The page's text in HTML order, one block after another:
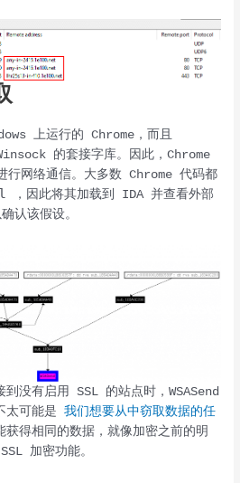
上运行的 Chrome，而且
的套接字库。因此，Chrome
网络通信。大多数 Chrome 代码都
，因此将其加载到 IDA 并查看外部
认该假设。
没有启用 SSL 的站点时，WSASend
太可能是我们想要从中窃取数据的任
获得相同的数据，就像加密之前的明
加密功能。